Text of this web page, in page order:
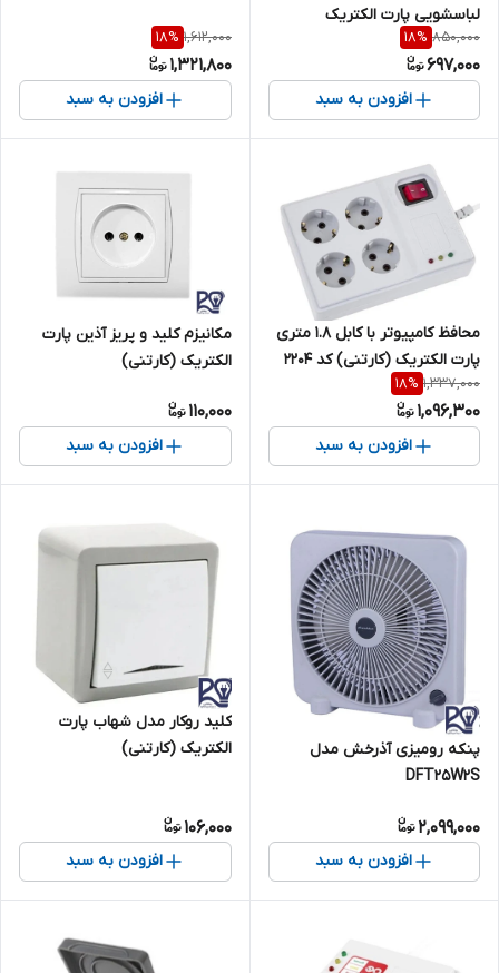
لباسشویی پارت الکتریک
(کارتنی) کد ۶۸۹
850,000
18%
697,000
افزودن به سبد
1,612,000
18%
1,321,800
افزودن به سبد
محافظ کامپیوتر با کابل ۱.۸ متری
پارت الکتریک (کارتنی) کد ۲۲۰۴
1,337,000
18%
1,096,300
افزودن به سبد
مکانیزم کلید و پریز آذین پارت
الکتریک (کارتنی)
110,000
افزودن به سبد
پنکه رومیزی آذرخش مدل
DFT25W2S
2,099,000
افزودن به سبد
کلید روکار مدل شهاب پارت
الکتریک (کارتنی)
106,000
افزودن به سبد